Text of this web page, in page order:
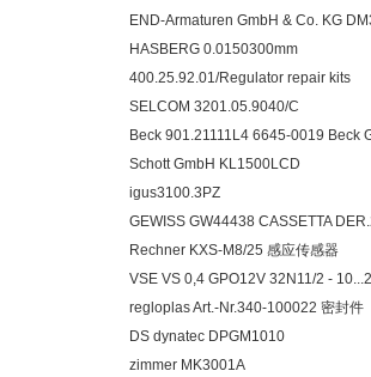
END-Armaturen GmbH & Co. KG
HASBERG 0.0150300mm
400.25.92.01/Regulator repair kits
SELCOM 3201.05.9040/C
Beck 901.21111L4 6645-0019 Beck
Schott GmbH KL1500LCD
igus3100.3PZ
GEWISS GW44438 CASSETTA
Rechner KXS-M8/25 感应传感器
VSE VS 0,4 GPO12V 32N11/2 -
regloplas Art.-Nr.340-100022 密封件
DS dynatec DPGM1010
zimmer MK3001A